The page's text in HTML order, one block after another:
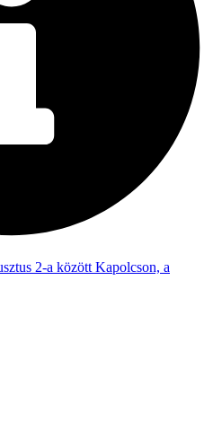
2-a között Kapolcson, a